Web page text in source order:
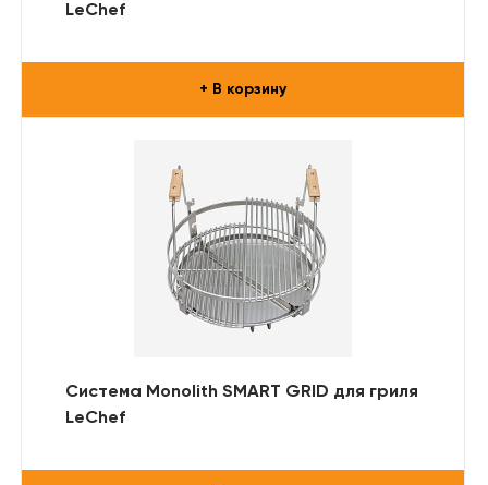
LeChef
+ В корзину
Система Monolith SMART GRID для гриля
LeChef